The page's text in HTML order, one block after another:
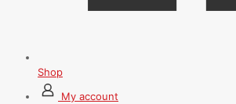
Shop
My account